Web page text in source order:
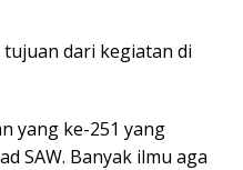
dari kegiatan di
yang ke-251 yang
SAW. Banyak ilmu aga